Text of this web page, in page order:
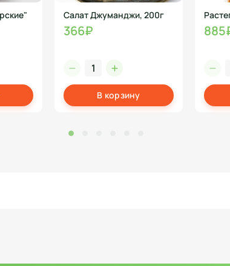
Салат Джуманджи, 200г
366₽
В корзину